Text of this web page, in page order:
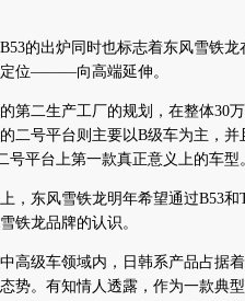
的出炉同时也标志着东风雪铁龙
定位———向高端延伸。
二生产工厂的规划，在整体30万
二号平台则主要以B级车为主，并
平台上第一款真正意义上的车型
东风雪铁龙明年希望通过B53和
铁龙品牌的认识。
级车领域内，日韩系产品占据着
势。有知情人透露，作为一款典